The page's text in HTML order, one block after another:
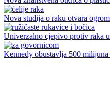
Nova studija o raku otvara
Univerzalno cjepivo protiv raka
Kennedy obustavlja 500